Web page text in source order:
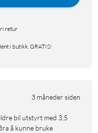
retur
i butikk, GRATIS!
3 måneder siden
å kunne bruke